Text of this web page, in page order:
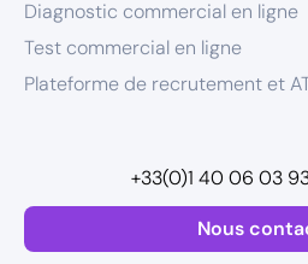
Diagnostic commercial en ligne
Test commercial en ligne
Plateforme de recrutement et
Nous
+33(0)1 40 06 03